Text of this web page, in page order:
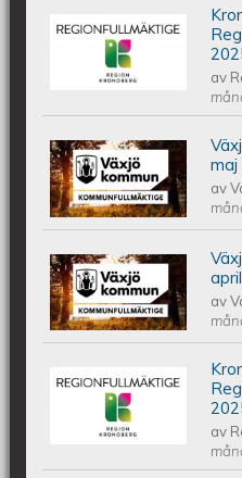
Kronobergs
2025
av
Växjös
2025
av
Växjös
2025
av
Kronobergs
april 2025
av